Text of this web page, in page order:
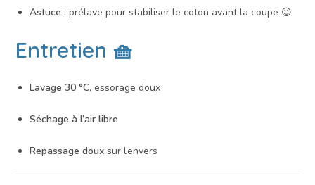
Astuce : prélave pour stabiliser le coton avant la coupe 😉
Entretien 🧺
Lavage 30 °C, essorage doux
Séchage à l’air libre
Repassage doux sur l’envers